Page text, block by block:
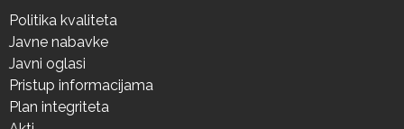
Politika kvaliteta
Javne nabavke
Javni oglasi
Pristup informacijama
Plan integriteta